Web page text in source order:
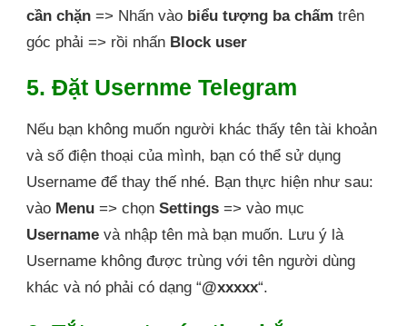
cần chặn => Nhấn vào biểu tượng ba chấm trên
góc phải => rồi nhấn Block user
5. Đặt Usernme Telegram
Nếu bạn không muốn người khác thấy tên tài khoản
và số điện thoại của mình, bạn có thể sử dụng
Username để thay thế nhé. Bạn thực hiện như sau:
vào Menu => chọn Settings => vào mục
Username và nhập tên mà bạn muốn. Lưu ý là
Username không được trùng với tên người dùng
khác và nó phải có dạng “@xxxxx“.